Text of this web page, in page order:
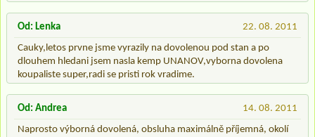
22. 08. 2011
Od: Lenka
Cauky,letos prvne jsme vyrazily na dovolenou pod stan a po
dlouhem hledani jsem nasla kemp UNANOV,vyborna dovolena
koupaliste super,radi se pristi rok vradime.
14. 08. 2011
Od: Andrea
Naprosto výborná dovolená, obsluha maximálně příjemná, okolí